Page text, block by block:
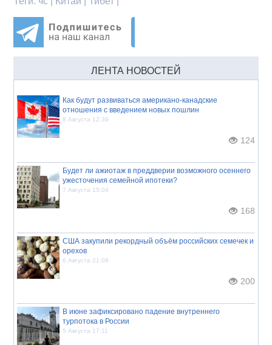
ЛЕНТА НОВОСТЕЙ
Как будут развиваться американо-канадские
отношения с введением новых пошлин
8 Августа 12:39
124
Будет ли ажиотаж в преддверии возможного осеннего
ужесточения семейной ипотеки?
7 Августа 15:04
168
США закупили рекордный объём российских семечек и
орехов
6 Августа 21:09
200
В июне зафиксировано падение внутреннего
турпотока в России
5 Августа 17:11